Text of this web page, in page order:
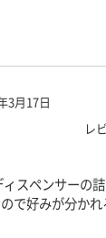
3月17日
レ
スペンサーの
で好みが分か
らも苦情は出て